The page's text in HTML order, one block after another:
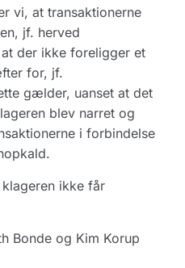
vi, at transaktionerne
jf. herved
der ikke foreligger et
for, jf.
gælder, uanset at det
blev narret og
i forbindelse
ikke får
Bonde og Kim Korup